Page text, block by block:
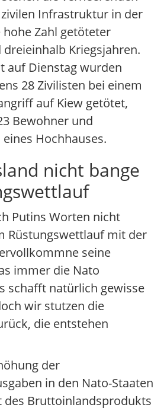
Infrastruktur in der
Zahl getöteter
Kriegsjahren.
auf Dienstag wurden
28 Zivilisten bei einem
auf Kiew getötet,
Bewohner und
Hochhauses.
nicht bange
Putins Worten nicht
Rüstungswettlauf mit der
seine
immer die Nato
schafft natürlich gewisse
wir stutzen die
die entstehen
der
in den Nato-Staaten
des Bruttoinlandsprodukts